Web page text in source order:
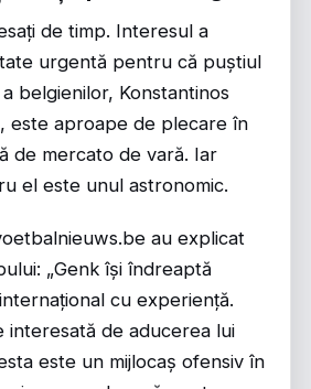
de timp. Interesul a
urgentă pentru că puștiul
belgienilor, Konstantinos
este aproape de plecare în
de mercato de vară. Iar
el este unul astronomic.
au explicat
„Genk își îndreaptă
cu experiență.
interesată de aducerea lui
este un mijlocaș ofensiv în